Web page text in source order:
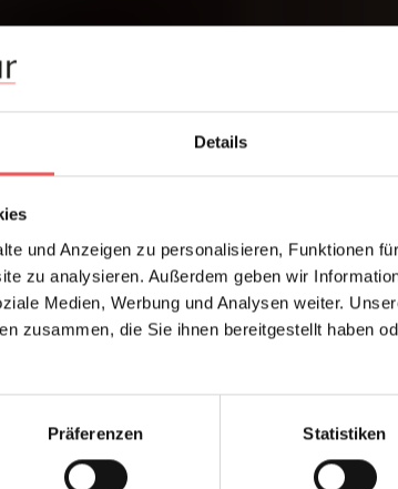
Details
und Anzeigen zu personalisieren, Funktionen
zu analysieren. Außerdem geben wir
Medien, Werbung und Analysen weiter.
zusammen, die Sie ihnen bereitgestellt haben
Präferenzen Statistiken